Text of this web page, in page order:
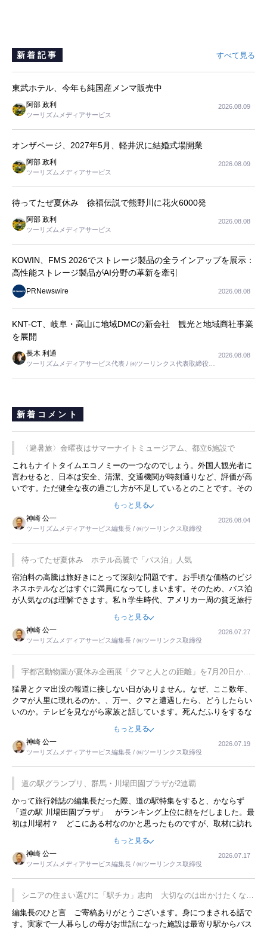
新着記事 すべて見る
東武ホテル、今年も純国産メンマ販売中
阿部 政利
ツーリズムメディアサービス
2026.08.09
オンザページ、2027年5月、軽井沢に結婚式場開業
阿部 政利
ツーリズムメディアサービス
2026.08.09
待ってたぜ夏休み 徐福伝説で熊野川に花火6000発
阿部 政利
ツーリズムメディアサービス
2026.08.08
KOWIN、FMS 2026でストレージ製品の全ラインアップを展示：
高性能ストレージ製品がAI分野の革新を牽引
PRNewswire 2026.08.08
KNT-CT、岐阜・高山に地域DMCの新会社 観光と地域商社事業
を展開
長木 利通
ツーリズムメディアサービス代表 / ㈱ツーリンクス代表取締役社
2026.08.08
新着コメント
〈避暑旅〉金曜夜はサマーナイトミュージアム、都立6施設で
これもナイトタイムエコノミーの一つなのでしょう。外国人観光者に
言わせると、日本は安全、清潔、交通機関が時刻通りなど、評価が高
いです。ただ健全な夜の過ごし方が不足しているとのことです。その
ような意味で、金曜夜にこのようなイベントが行われれば、日本人に
限らず外国人にとっても楽しみが増えるでしょうね。
もっと見る
神崎 公一
ツーリズムメディアサービス編集長 / ㈱ツーリンクス取締役
2026.08.04
待ってたぜ夏休み ホテル高騰で「バス泊」人気
宿泊料の高騰は旅好きにとって深刻な問題です。お手頃な価格のビジ
ネスホテルなどはすぐに満員になってしまいます。そのため、バス泊
が人気なのは理解できます。私ｈ学生時代、アメリカ一周の貧乏旅行
をした時は、移動はグレイハウンドバスでした。夕方から夜の便を利
用してホテル代を浮かせていました。ただし、若いからできたことで
す。若い人が夜行バスで京都に行った、青森に行ったと聞くと、疲れ
が残らないのかなと思ってしまいます。
もっと見る
神崎 公一
ツーリズムメディアサービス編集長 / ㈱ツーリンクス取締役
2026.07.27
宇都宮動物園が夏休み企画展「クマと人との距離」を7月20日から
開催
猛暑とクマ出没の報道に接しない日がありません。なぜ、ここ数年、
クマが人里に現れるのか。、万一、クマと遭遇したら、どうしたらい
いのか。テレビを見ながら家族と話しています。死んだふりをするな
んてことは、冗談でもいえません。そんな中で、この企画展はタイム
もっと見る
神崎 公一
ツーリズムメディアサービス編集長 / ㈱ツーリンクス取締役
2026.07.19
道の駅グランプリ、群馬・川場田園プラザが2連覇
かって旅行雑誌の編集長だった際、道の駅特集をすると、かならず
「道の駅 川場田園プラザ」 がランキング上位に顔をだしました。最
初は川場村？ どこにある村なのかと思ったものですが、取材に訪れ
永井 彰一社長にインタビューしたら、興味深い話が次々が飛び出しま
した。プレゼンも巧みで、今でも思い出すことが２つあります。一つ
は、従業員に東京ディズニーランドを見学させ、サービス業、接客業
の何かを理解してもらっていることです。 もう一つは1800円もする
プレミアムヨーグルトを販売するにあたり、社内に懸念もあったそう
です。永井社長は、駐車場に都内ナンバーの高級外車が停まっている
ことに目をつけ、高級商品でも売れると確信したそうです。今回の記
事を懐かしく読みました。
もっと見る
神崎 公一
ツーリズムメディアサービス編集長 / ㈱ツーリンクス取締役
2026.07.17
シニアの住まい選びに「駅チカ」志向 大切なのは出かけたくなる
暮らし
編集長のひと言 ご寄稿ありがとうございます。身につまされる話で
す。実家で一人暮らしの母がお世話になった施設は最寄り駅からバス